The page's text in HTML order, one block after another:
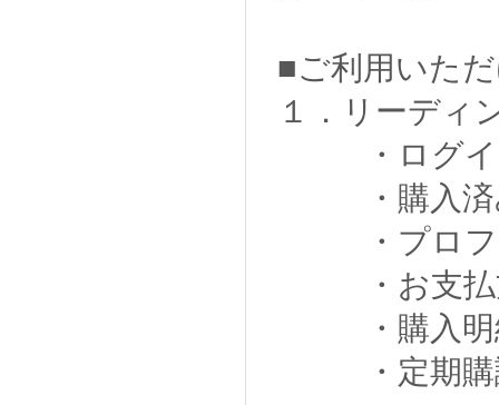
■ご利用いた
１．リーディ
・ログイ
・購入済み
・プロフ
・お支払
・購入明
・定期購読